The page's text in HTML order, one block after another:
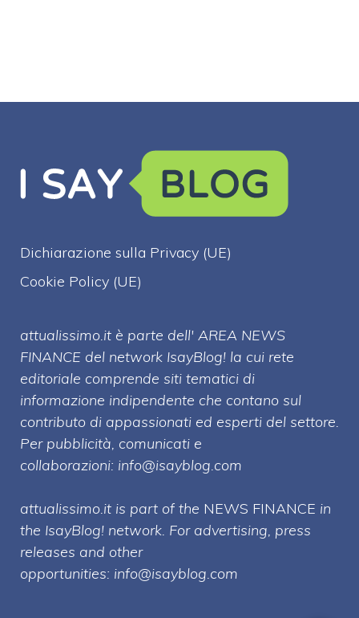
Dichiarazione sulla Privacy (UE)
Cookie Policy (UE)
attualissimo.it è parte dell' AREA NEWS
FINANCE del network IsayBlog! la cui rete
editoriale comprende siti tematici di
informazione indipendente che contano sul
contributo di appassionati ed esperti del settore.
Per pubblicità, comunicati e
collaborazioni: info@isayblog.com
attualissimo.it is part of the NEWS FINANCE in
the IsayBlog! network. For advertising, press
releases and other
opportunities: info@isayblog.com